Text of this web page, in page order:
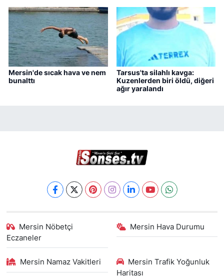
Mersin'de sıcak hava ve nem
bunalttı
Tarsus'ta silahlı kavga:
Kuzenlerden biri öldü, diğeri
ağır yaralandı
Mersin Nöbetçi
Eczaneler
Mersin Hava Durumu
Mersin Namaz Vakitleri
Mersin Trafik Yoğunluk
Haritası